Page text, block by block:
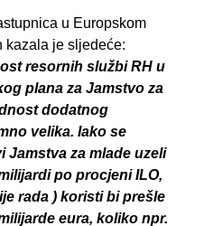
u Europskom
kazala je sljedeće:
resornih službi RH u
plana za Jamstvo za
dodatnog
velika. Iako se
za mlade uzeli
po procjeni ILO,
rada ) koristi bi prešle
eura, koliko npr.